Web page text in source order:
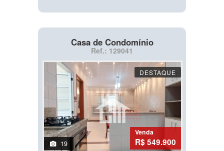
Casa de Condomínio
Ref.: 129041
DESTAQUE
19
Venda
R$ 549.900